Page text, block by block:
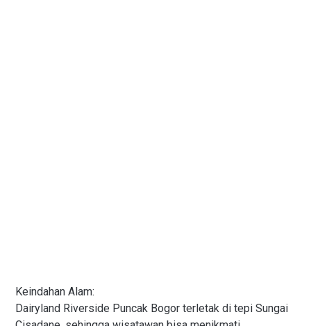
Keindahan Alam:
Dairyland Riverside Puncak Bogor terletak di tepi Sungai